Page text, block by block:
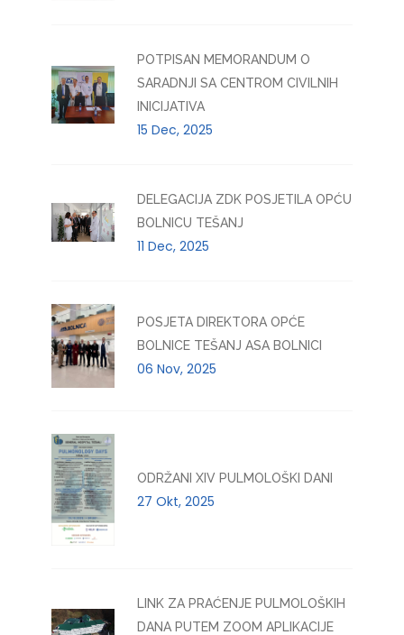
POTPISAN MEMORANDUM O
SARADNJI SA CENTROM CIVILNIH
INICIJATIVA
15 Dec, 2025
DELEGACIJA ZDK POSJETILA OPĆU
BOLNICU TEŠANJ
11 Dec, 2025
POSJETA DIREKTORA OPĆE
BOLNICE TEŠANJ ASA BOLNICI
06 Nov, 2025
ODRŽANI XIV PULMOLOŠKI DANI
27 Okt, 2025
LINK ZA PRAĆENJE PULMOLOŠKIH
DANA PUTEM ZOOM APLIKACIJE